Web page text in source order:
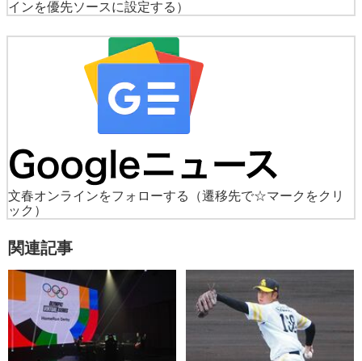
インを優先ソースに設定する）
文春オンラインをフォローする
（遷移先で☆マークをクリ
ック）
関連記事